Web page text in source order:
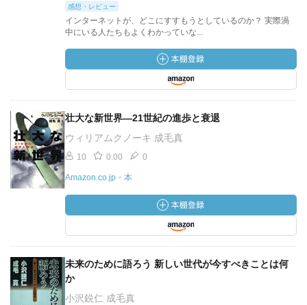
感想・レビュー
インターネットが、どこにすすもうとしているのか？ 実際渦
中にいる人たちもよくわかっていな...
壮大な新世界―21世紀の進歩と衰退
ウィリアムクノーキ 成毛真
10 0.00 0
Amazon.co.jp・本
未来のために語ろう 新しい世代が今すべきことは何
か
小沢鋭仁 成毛真